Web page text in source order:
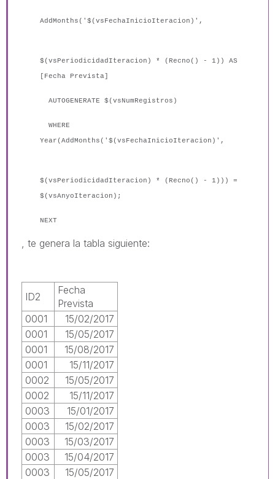
AddMonths('$(vsFechaInicioIteracion)',
$(vsPeriodicidadIteracion) * (Recno() - 1)) AS
[Fecha Prevista]
AUTOGENERATE $(vsNumRegistros)
WHERE
Year(AddMonths('$(vsFechaInicioIteracion)',
$(vsPeriodicidadIteracion) * (Recno() - 1))) =
$(vsAnyoIteracion);
NEXT
, te genera la tabla siguiente:
ID2
Fecha
Prevista
0001
15/02/2017
0001
15/05/2017
0001
15/08/2017
0001
15/11/2017
0002
15/05/2017
0002
15/11/2017
0003
15/01/2017
0003
15/02/2017
0003
15/03/2017
0003
15/04/2017
0003
15/05/2017